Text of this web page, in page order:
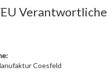
Verantwortliche
Coesfeld